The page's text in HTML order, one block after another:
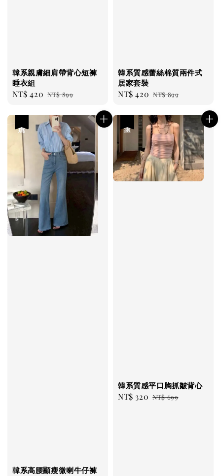
韓系親膚細肩帶背心短褲
睡衣組
Sale
NT$ 420 Regular
NT$ 899
韓系質感蕾絲棉質兩件式
居家套裝
Sale
NT$ 420 Regular
NT$ 899
韓系高腰顯瘦微喇牛仔褲
韓系質感平口胸抓皺背心
Sale
NT$ 320 Regular
NT$ 699